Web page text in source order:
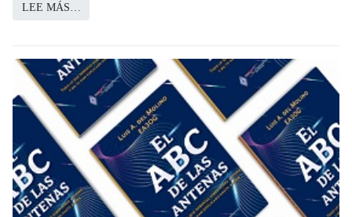
LEE MÁS…